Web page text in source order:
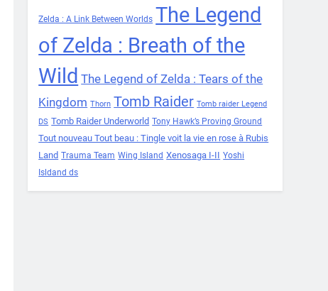
Zelda : A Link Between Worlds The Legend
of Zelda : Breath of the
Wild The Legend of Zelda : Tears of the
Kingdom Thorn Tomb Raider Tomb raider Legend
DS Tomb Raider Underworld Tony Hawk’s Proving Ground
Tout nouveau Tout beau : Tingle voit la vie en rose à Rubis
Land Trauma Team Wing Island Xenosaga I-II Yoshi
Isldand ds